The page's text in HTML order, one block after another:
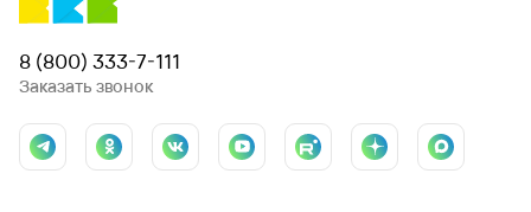
8 (800) 333-7-111
Заказать звонок